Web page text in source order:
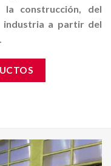
construcción, del
a partir del